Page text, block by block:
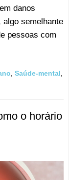
danos
algo semelhante
pessoas com
Saúde-mental
o horário